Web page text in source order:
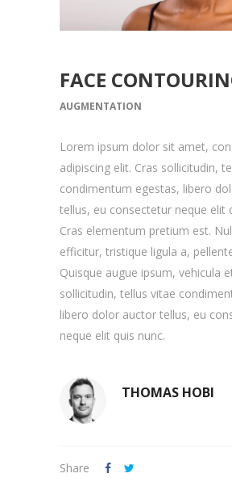
FACE
AUGMENTATION
Lorem ipsum dolor sit amet,
adipiscing elit. Cras sollicitudin,
condimentum egestas, libero
tellus, eu consectetur neque elit
Cras elementum pretium est.
efficitur, tristique ligula a,
Quisque augue ipsum, vehicula
sollicitudin, tellus vitae
libero dolor auctor tellus, eu
neque elit quis nunc.
THOMAS HOBI
Share